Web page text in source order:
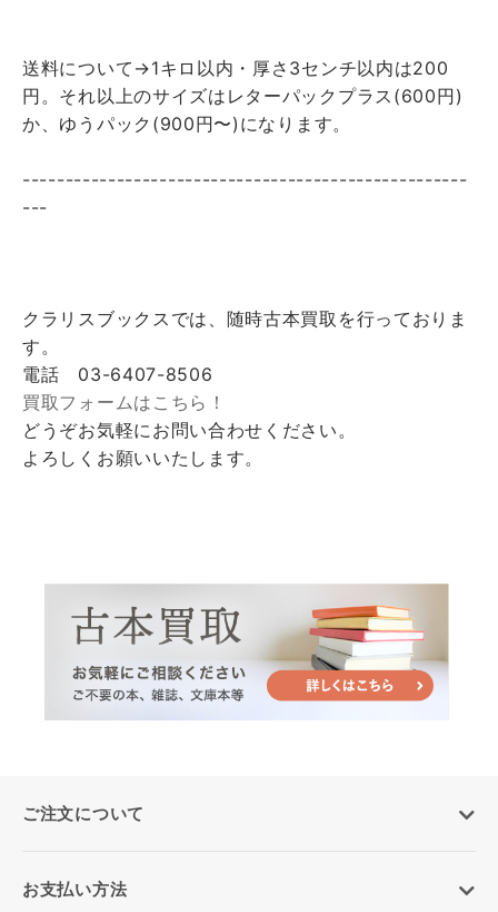
送料について→1キロ以内・厚さ3センチ以内は200
円。それ以上のサイズはレターパックプラス(600円)
か、ゆうパック(900円〜)になります。
----------------------------------------------------
---
クラリスブックスでは、随時古本買取を行っておりま
す。
電話 03-6407-8506
買取フォームはこちら！
どうぞお気軽にお問い合わせください。
よろしくお願いいたします。
ご注文について
お支払い方法